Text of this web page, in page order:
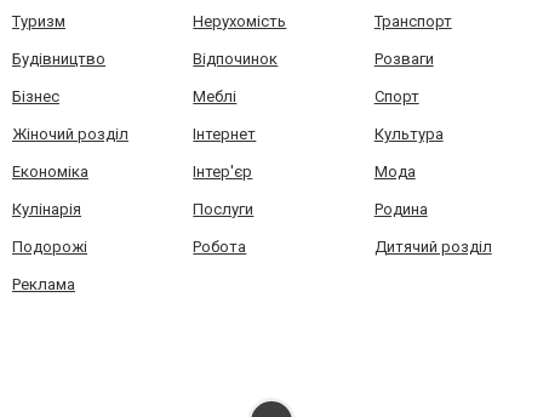
Туризм Нерухомість Транспорт
Будівництво Відпочинок Розваги
Бізнес Меблі Спорт
Жіночий розділ Інтернет Культура
Економіка Інтер'єр Мода
Кулінарія Послуги Родина
Подорожі Робота Дитячий розділ
Реклама